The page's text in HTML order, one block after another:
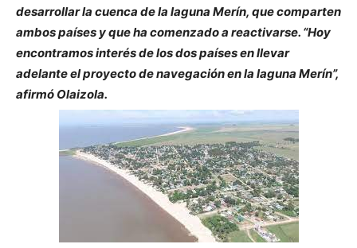
desarrollar la cuenca de la laguna Merín, que comparten
ambos países y que ha comenzado a reactivarse. “Hoy
encontramos interés de los dos países en llevar
adelante el proyecto de navegación en la laguna Merín”,
afirmó Olaizola.